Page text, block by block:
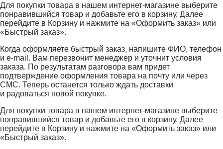
Для покупки товара в нашем интернет-магазине выберите
понравившийся товар и добавьте его в корзину. Далее
перейдите в Корзину и нажмите на «Оформить заказ» или
«Быстрый заказ».
Когда оформляете быстрый заказ, напишите ФИО, телефон
и e-mail. Вам перезвонит менеджер и уточнит условия
заказа. По результатам разговора вам придет
подтверждение оформления товара на почту или через
СМС. Теперь останется только ждать доставки
и радоваться новой покупке.
Для покупки товара в нашем интернет-магазине выберите
понравившийся товар и добавьте его в корзину. Далее
перейдите в Корзину и нажмите на «Оформить заказ» или
«Быстрый заказ».